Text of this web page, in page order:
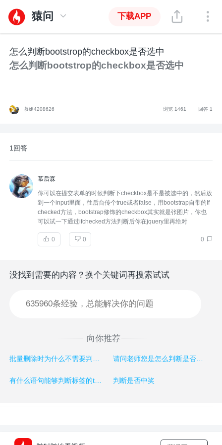
猿问 下载APP
怎么判断bootstrop的checkbox是否选中
怎么判断bootstrop的checkbox是否选中
慕姐4208626 浏览 1461 回答 1
1回答
慕后森
你可以在提交表单的时候判断下checkbox是不是被选中的，然后放
到一个input里面，往后台传个true或者false，用bootstrap自带的If
checked方法，bootstrap修饰的checkbox其实就是张图片，你也
可以试一下通过ifchecked方法判断后你在jquery里再给对
0 0 0
没找到需要的内容？换个关键词再搜索试试
向你推荐
批量删除时为什么不需要判断checkBox是否被选中 请问老师您是怎么判断是否选中一周登录的？？
判断是否中奖